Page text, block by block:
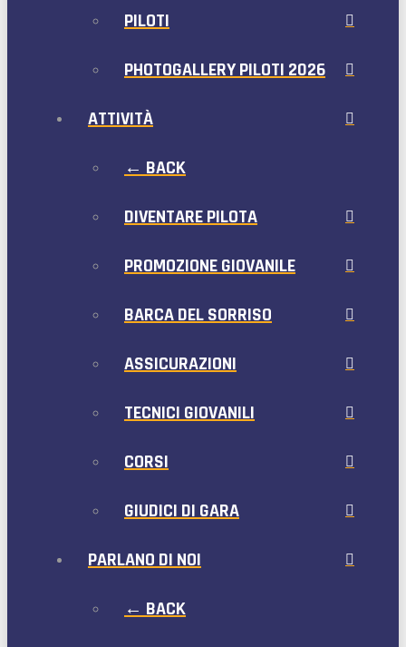
PILOTI
PHOTOGALLERY PILOTI 2026
ATTIVITÀ
← BACK
DIVENTARE PILOTA
PROMOZIONE GIOVANILE
BARCA DEL SORRISO
ASSICURAZIONI
TECNICI GIOVANILI
CORSI
GIUDICI DI GARA
PARLANO DI NOI
← BACK